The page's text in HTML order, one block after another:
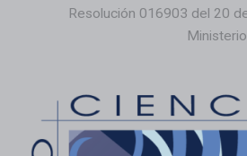
Resolución 016903 del 20